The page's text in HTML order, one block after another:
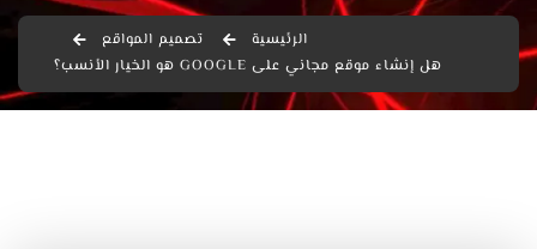
الرئيسية
تصميم المواقع
هل إنشاء موقع مجاني على GOOGLE هو الخيار الأنسب؟